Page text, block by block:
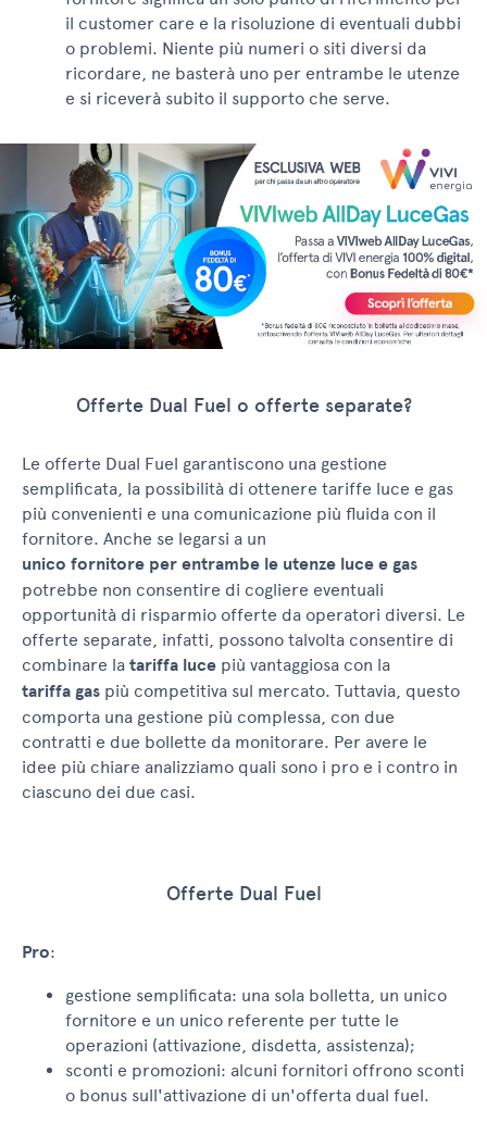
il customer care e la risoluzione di eventuali dubbi
o problemi. Niente più numeri o siti diversi da
ricordare, ne basterà uno per entrambe le utenze
e si riceverà subito il supporto che serve.
Offerte Dual Fuel o offerte separate?
Le offerte Dual Fuel garantiscono una gestione
semplificata, la possibilità di ottenere tariffe luce e gas
più convenienti e una comunicazione più fluida con il
fornitore. Anche se legarsi a un
unico fornitore per entrambe le utenze luce e gas
potrebbe non consentire di cogliere eventuali
opportunità di risparmio offerte da operatori diversi. Le
offerte separate, infatti, possono talvolta consentire di
combinare la tariffa luce più vantaggiosa con la
tariffa gas più competitiva sul mercato. Tuttavia, questo
comporta una gestione più complessa, con due
contratti e due bollette da monitorare. Per avere le
idee più chiare analizziamo quali sono i pro e i contro in
ciascuno dei due casi.
Offerte Dual Fuel
Pro:
gestione semplificata: una sola bolletta, un unico
fornitore e un unico referente per tutte le
operazioni (attivazione, disdetta, assistenza);
sconti e promozioni: alcuni fornitori offrono sconti
o bonus sull'attivazione di un'offerta dual fuel.